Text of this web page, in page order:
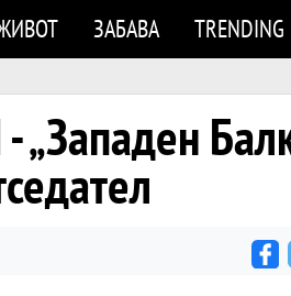
ЗАБАВА TRENDING